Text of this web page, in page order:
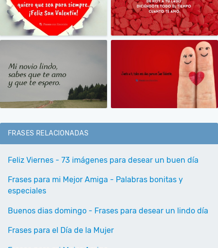
FRASES RELACIONADAS
Feliz Viernes - 73 imágenes para desear un buen día
Frases para mi Mejor Amiga - Palabras bonitas y
especiales
Buenos dias domingo - Frases para desear un lindo día
Frases para el Día de la Mujer